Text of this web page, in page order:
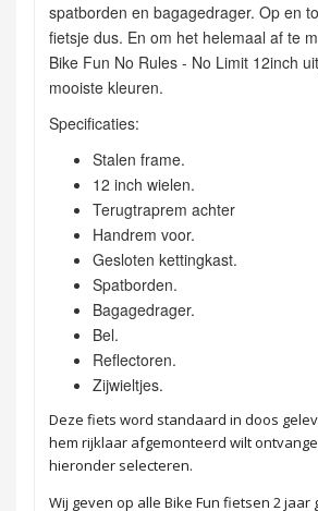
spatborden en bagagedrager. Op en
fietsje dus. En om het helemaal af te
Bike Fun No Rules - No Limit 12inch
mooiste kleuren.
Specificaties:
Stalen frame.
12 inch wielen.
Terugtraprem achter
Handrem voor.
Gesloten kettingkast.
Spatborden.
Bagagedrager.
Bel.
Reflectoren.
Zijwieltjes.
Deze fiets word standaard in doos
hem rijklaar afgemonteerd wilt
hieronder selecteren.
Wij geven op alle Bike Fun fietsen 2 jaar